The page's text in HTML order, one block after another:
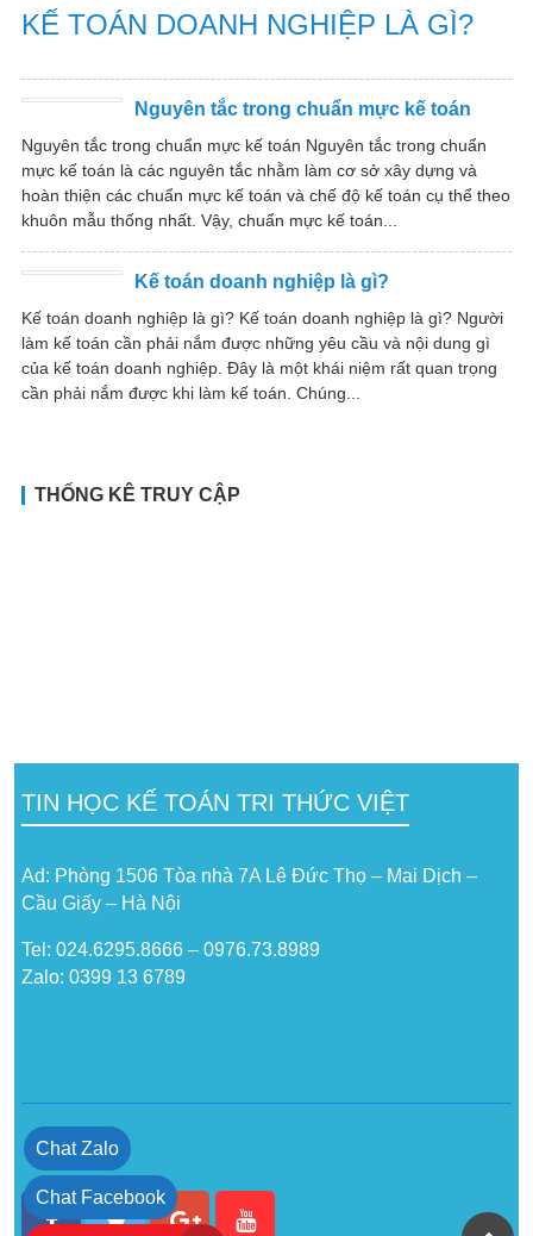
KẾ TOÁN DOANH NGHIỆP LÀ GÌ?
Nguyên tắc trong chuẩn mực kế toán
Nguyên tắc trong chuẩn mực kế toán Nguyên tắc trong chuẩn
mực kế toán là các nguyên tắc nhằm làm cơ sở xây dựng và
hoàn thiện các chuẩn mực kế toán và chế độ kế toán cụ thể theo
khuôn mẫu thống nhất. Vậy, chuẩn mực kế toán...
Kế toán doanh nghiệp là gì?
Kế toán doanh nghiệp là gì? Kế toán doanh nghiệp là gì? Người
làm kế toán cần phải nắm được những yêu cầu và nội dung gì
của kế toán doanh nghiệp. Đây là một khái niệm rất quan trọng
cần phải nắm được khi làm kế toán. Chúng...
THỐNG KÊ TRUY CẬP
TIN HỌC KẾ TOÁN TRI THỨC VIỆT
Ad: Phòng 1506 Tòa nhà 7A Lê Đức Thọ – Mai Dịch –
Cầu Giấy – Hà Nội
Tel: 024.6295.8666 – 0976.73.8989
Zalo: 0399 13 6789
Chat Zalo
Chat Facebook